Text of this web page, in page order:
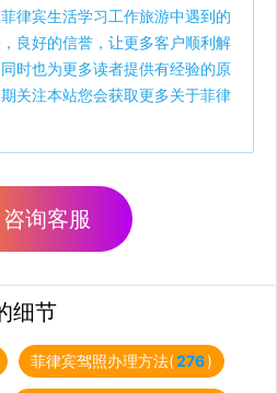
律宾生活学习工作旅游中遇到的
良好的信誉，让更多客户顺利解
时也为更多读者提供有经验的原
关注本站您会获取更多关于菲律
咨询客服
细节
菲律宾驾照办理方法(276)